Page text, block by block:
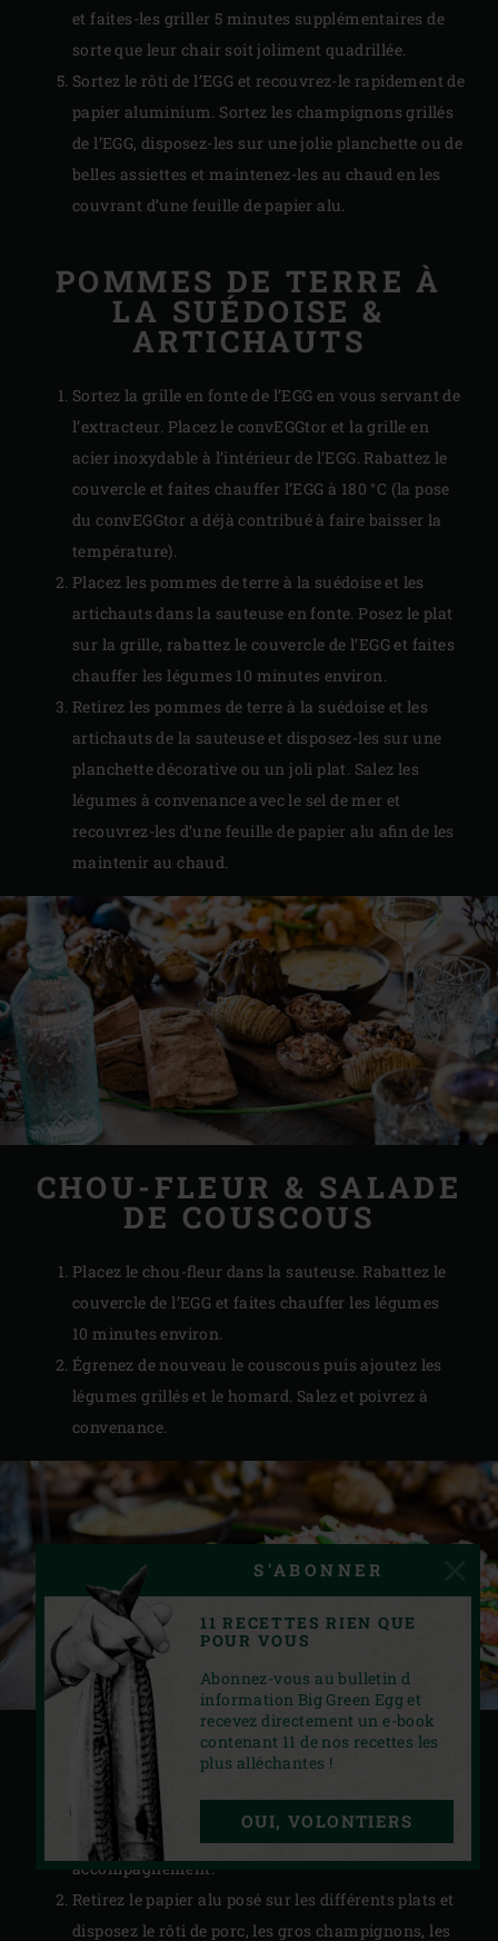
et faites-les griller 5 minutes supplémentaires de
sorte que leur chair soit joliment quadrillée.
Sortez le rôti de l’EGG et recouvrez-le rapidement de
papier aluminium. Sortez les champignons grillés
de l’EGG, disposez-les sur une jolie planchette ou de
belles assiettes et maintenez-les au chaud en les
couvrant d’une feuille de papier alu.
POMMES DE TERRE À
LA SUÉDOISE &
ARTICHAUTS
Sortez la grille en fonte de l’EGG en vous servant de
l’extracteur. Placez le convEGGtor et la grille en
acier inoxydable à l’intérieur de l’EGG. Rabattez le
couvercle et faites chauffer l’EGG à 180 °C (la pose
du convEGGtor a déjà contribué à faire baisser la
température).
Placez les pommes de terre à la suédoise et les
artichauts dans la sauteuse en fonte. Posez le plat
sur la grille, rabattez le couvercle de l’EGG et faites
chauffer les légumes 10 minutes environ.
Retirez les pommes de terre à la suédoise et les
artichauts de la sauteuse et disposez-les sur une
planchette décorative ou un joli plat. Salez les
légumes à convenance avec le sel de mer et
recouvrez-les d’une feuille de papier alu afin de les
maintenir au chaud.
CHOU-FLEUR & SALADE
DE COUSCOUS
Placez le chou-fleur dans la sauteuse. Rabattez le
couvercle de l’EGG et faites chauffer les légumes
10 minutes environ.
Égrenez de nouveau le couscous puis ajoutez les
légumes grillés et le homard. Salez et poivrez à
convenance.
SERVIR
Sortez la sauteuse de l’EGG et posez-la à table sur
un dessous de plat. Servez la crème fraîche en
accompagnement.
Retirez le papier alu posé sur les différents plats et
disposez le rôti de porc, les gros champignons, les
S'ABONNER
11 RECETTES RIEN QUE
POUR VOUS
Abonnez-vous au bulletin d
information Big Green Egg et
recevez directement un e-book
contenant 11 de nos recettes les
plus alléchantes !
OUI, VOLONTIERS